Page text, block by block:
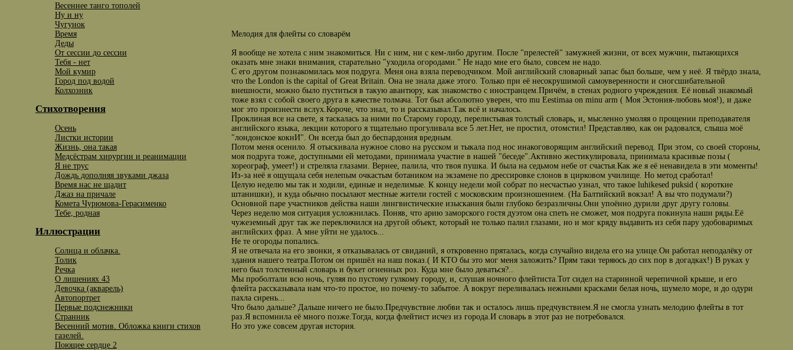
Весеннее танго тополей
Ну и ну
Чугунок
Время
Деды
От сессии до сессии
Тебя - нет
Мой кумир
Город под водой
Колхозник
Стихотворения
Осень
Листки истории
Жизнь, она такая
Медсёстрам хирургии и реанимации
Я не трус
Дождь дополняя звуками джаза
Время нас не щадит
Джаз на причале
Комета Чурюмова-Герасименко
Тебе, родная
Иллюстрации
Солнца и облачка.
Толик
Речка
О лишениях 43
Девочка (акварель)
Автопортрет
Первые подснежники
Странник
Весенний мотив. Обложка книги стихов
газелей.
Поющее сердце 2
Мелодия для флейты со словарём
Я вообще не хотела с ним знакомиться. Ни с ним, ни с кем-либо другим. После "прелестей" замужней жизни, от всех мужчин, пытающихся
оказать мне знаки внимания, старательно "уходила огородами." Не надо мне его было, совсем не надо.
С его другом познакомилась моя подруга. Меня она взяла переводчиком. Мой английский словарный запас был больше, чем у неё. Я твёрдо знала,
что the London is the capital of Great Britain. Она не знала даже этого. Только при её несокрушимой самоуверенности и сногcшибательной
внешности, можно было пуститься в такую авантюру, как знакомство с иностранцем.Причём, в стенах родного учреждения. Её новый знакомый
тоже взял с собой своего друга в качестве толмача. Тот был абсолютно уверен, что mu Eestimaa on minu arm ( Моя Эстония-любовь моя!), и даже
мог это произнести вслух.Короче, что знал, то и рассказывал.Так всё и началось.
Проклиная все на свете, я таскалась за ними по Старому городу, перелистывая толстый словарь, и, мысленно умоляя о прощении преподавателя
английского языка, лекции которого я тщательно прогуливала все 5 лет.Нет, не простил, отомстил! Представляю, как он радовался, слыша моё
"лондонское кокнИ". Он всегда был до беспардония вредным.
Потом меня осенило. Я отыскивала нужное слово на русском и тыкала под нос инакоговорящим английский перевод. При этом, со своей стороны,
моя подруга тоже, доступными ей методами, принимала участие в нашей "беседe".Активно жестикулировала, принимала красивые позы (
хореограф, умеет!) и стреляла глазами. Вернее, палила, что твоя пушка. И была на седьмом небе от счастья.Как же я её ненавидела в эти моменты!
Из-за неё я ощущала себя нелепым очкастым ботаником на экзамене по дрессировке слонов в цирковом училище. Но метод сработал!
Целую неделю мы так и ходили, единые и неделимые. К концу недели мой собрат по несчастью узнал, что такое luhikesed puksid ( короткие
штанишки), и куда обычно посылают местные жители гостей с московским произношением. (Hа Балтийский вокзал! А вы что подумали?)
Основной паре участников действа наши лингвистические изыскания были глубоко безразличны.Они упоённо дурили друг другу головы.
Через неделю моя ситуация усложнилась. Поняв, что арию заморского гостя дуэтом она спеть не сможет, моя подруга покинула наши ряды.Её
чужеземный друг так же переключился на другой объект, который не только палил глазами, но и мог кряду выдавить из себя пару удобоваримых
английских фраз. А мне уйти не удалось...
Не те огороды попались.
Я не отвечала на его звонки, я отказывалась от свиданий, я откровенно пряталась, когда случайно видела его на улице.Он работал неподалёку от
здания нашего театра.Потом он пришёл на наш показ.( И КТО бы это мог меня заложить? Прям таки теряюсь до сих пор в догадках!) В руках у
него был толстенный словарь и букет огненных роз. Куда мне было деваться?..
Мы проболтали всю ночь, гуляя по пустому гулкому городу, и, слушая ночного флейтиста.Тот сидел на старинной черепичной крыше, и его
флейта рассказывала нам что-то простое, но почему-то забытое. А вокруг переливалась нежными красками белая ночь, шумело море, и до одури
пахла сирень...
Что было дальше? Дальше ничего не было.Предчувствие любви так и осталось лишь предчувствием.Я не смогла узнать мелодию флейты в тот
раз.Я вспомнила её много позже.Тогда, когда флейтист исчез из города.И словарь в этот раз не потребовался.
Но это уже совсем другая история.